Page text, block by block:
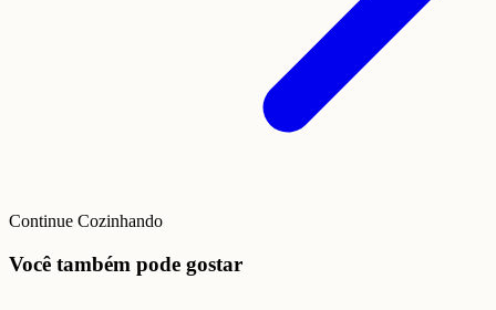
Continue Cozinhando
Você também pode gostar